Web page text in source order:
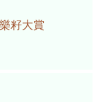
籽大賞